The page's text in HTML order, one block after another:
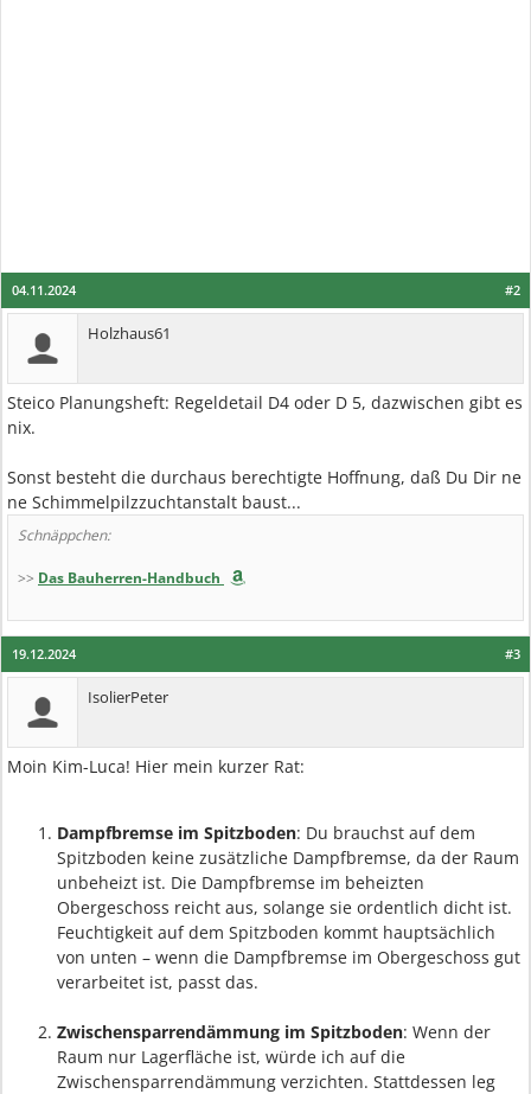
#2
04.11.2024
Holzhaus61
Steico Planungsheft: Regeldetail D4 oder D 5, dazwischen gibt es
nix.
Sonst besteht die durchaus berechtigte Hoffnung, daß Du Dir ne
ne Schimmelpilzzuchtanstalt baust...
Schnäppchen:
>> Das Bauherren-Handbuch
#3
19.12.2024
IsolierPeter
Moin Kim-Luca! Hier mein kurzer Rat:
Dampfbremse im Spitzboden: Du brauchst auf dem
Spitzboden keine zusätzliche Dampfbremse, da der Raum
unbeheizt ist. Die Dampfbremse im beheizten
Obergeschoss reicht aus, solange sie ordentlich dicht ist.
Feuchtigkeit auf dem Spitzboden kommt hauptsächlich
von unten – wenn die Dampfbremse im Obergeschoss gut
verarbeitet ist, passt das.
Zwischensparrendämmung im Spitzboden: Wenn der
Raum nur Lagerfläche ist, würde ich auf die
Zwischensparrendämmung verzichten. Stattdessen leg